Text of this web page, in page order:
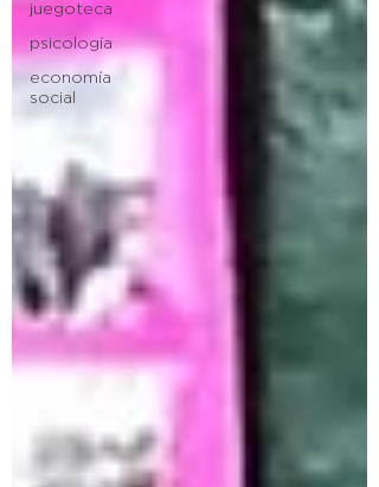
juegoteca
psicología
economía
social